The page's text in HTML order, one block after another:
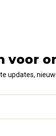
voor
updates,